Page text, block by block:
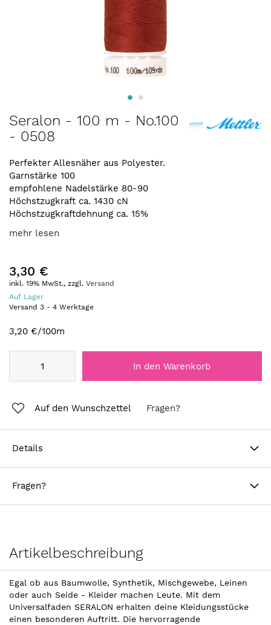
Anfang
der
springen
Seralon - 100 m - No.100
- 0508
Perfekter Allesnäher aus Polyester.
Garnstärke 100
empfohlene Nadelstärke 80-90
Höchstzugkraft ca. 1430 cN
Höchstzugkraftdehnung ca. 15%
mehr lesen
3,30 €
inkl. 19% MwSt., zzgl. Versand
Auf Lager
Versand 3 - 4 Werktage
3,20 €/100m
In den Warenkorb
Auf den Wunschzettel Fragen?
Details
Fragen?
Artikelbeschreibung
Egal ob aus Baumwolle, Synthetik, Mischgewebe, Leinen
oder auch Seide - Kleider machen Leute. Mit dem
Universalfaden SERALON erhalten deine Kleidungsstücke
einen besonderen Auftritt. Die hervorragende